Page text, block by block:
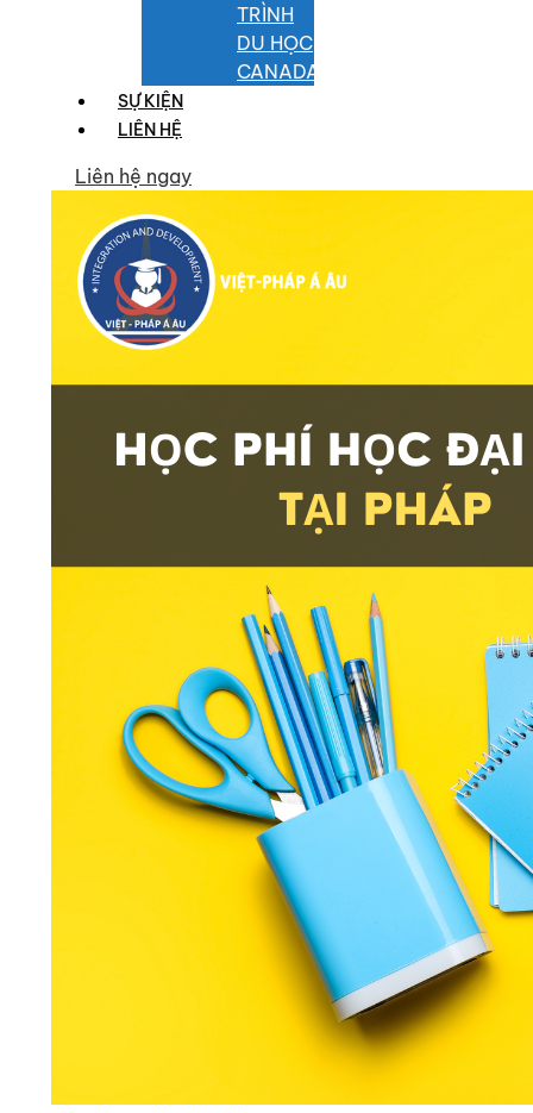
TRÌNH
DU HỌC
CANADA
SỰ KIỆN
LIÊN HỆ
Liên hệ ngay